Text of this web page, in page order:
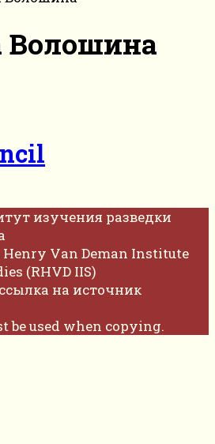
Волошина
изучения разведки
Henry Van Deman Institute
(RHVD IIS)
на источник
be used when copying.